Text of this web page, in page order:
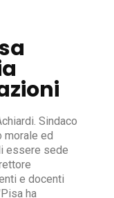
Sindaco
morale ed
essere sede
e docenti
ha